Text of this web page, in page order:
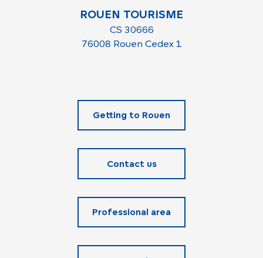
ROUEN TOURISME
CS 30666
76008 Rouen Cedex 1
Getting to Rouen
Contact us
Professional area